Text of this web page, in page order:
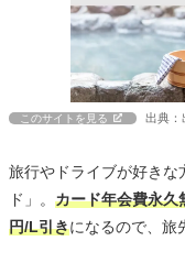
このサイトを見る 出典：
旅行やドライブが好きな
ド」。 カード年会費永久
円/L引きになるので、旅